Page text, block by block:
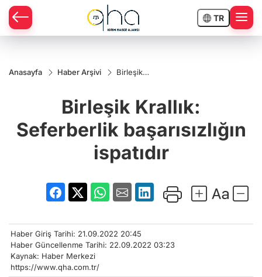
TR
Anasayfa Haber Arşivi
Birleşik
başarısızlığın
ispatıdır
Birleşik Krallık:
Seferberlik başarısızlığın
ispatıdır
Haber Giriş Tarihi: 21.09.2022 20:45
Haber Güncellenme Tarihi: 22.09.2022 03:23
Kaynak: Haber Merkezi
https://www.qha.com.tr/